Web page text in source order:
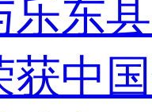
乐东
获中